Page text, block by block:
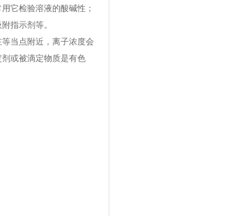
它检验溶液的酸碱性；
指示剂等。
当点附近，离子浓度会
或被滴定物质是有色